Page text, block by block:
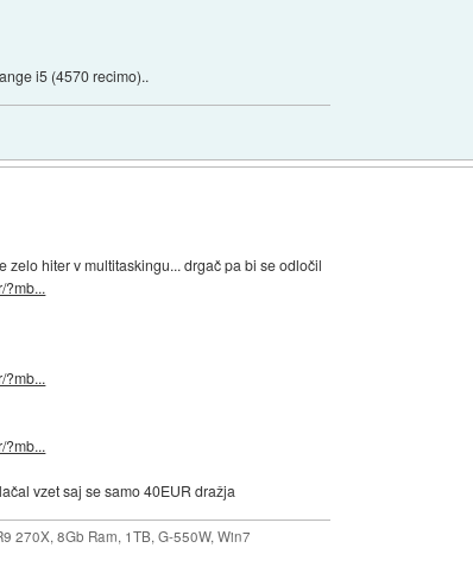
i5 (4570 recimo)..
zelo hiter v multitaskingu... drgač pa bi se odločil
?mb...
?mb...
?mb...
vzet saj se samo 40EUR dražja
270X, 8Gb Ram, 1TB, G-550W, Win7